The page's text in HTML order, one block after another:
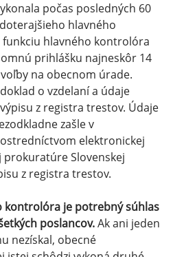
počas posledných 60
hlavného
hlavného kontrolóra
prihlášku najneskôr 14
na obecnom úrade.
o vzdelaní a údaje
z registra trestov. Údaje
zašle v
elektronickej
Slovenskej
z registra trestov.
kontrolóra je potrebný súhlas
poslancov.Ak ani jeden
nezískal, obecné